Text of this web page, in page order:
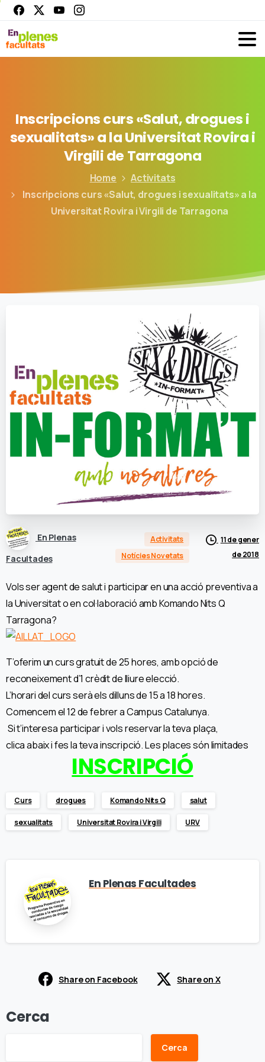
Inscripcionscurs«Salut,droguesi
sexualitats»alaUniversitatRovirai
Virgilide Tarragona
Home
Activitats
Inscripcions curs «Salut, drogues i sexualitats» a la
Universitat Rovira i Virgili de Tarragona
En Plenas
Facultades
Activitats
Notícies Novetats
11 de gener
de 2018
Vols ser agent de salut i participar en una acció preventiva a
la Universitat o en col·laboració amb Komando Nits Q
Tarragona?
T’oferim un curs gratuit de 25 hores, amb opció de
reconeixement d’1 crèdit de lliure elecció.
L’horari del curs serà els dilluns de 15 a 18 hores.
Comencem el 12 de febrer a Campus Catalunya.
Si t’interesa participar i vols reservar la teva plaça,
clica abaix i fes la teva inscripció. Les places són limitades
INSCRIPCIÓ
Curs drogues Komando Nits Q salut
sexualitats Universitat Rovira i Virgili URV
En Plenas Facultades
Share on Facebook Share on X
Cerca
Cerca